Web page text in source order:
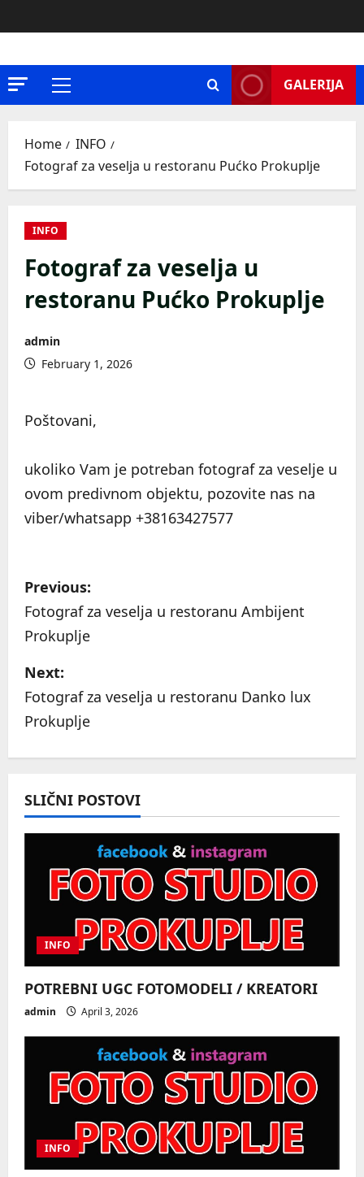
to
Primary
GALERIJA
Home
INFO
Fotograf za veselja u restoranu Pućko Prokuplje
INFO
Fotograf za veselja u
restoranu Pućko Prokuplje
admin
February 1, 2026
Poštovani,
ukoliko Vam je potreban fotograf za veselje u
ovom predivnom objektu, pozovite nas na
viber/whatsapp +38163427577
P
o
s
t
n
a
i
o
n
Previous:
Fotograf za veselja u restoranu Ambijent
Prokuplje
Next:
Fotograf za veselja u restoranu Danko lux
Prokuplje
SLIČNI POSTOVI
INFO
POTREBNI UGC FOTOMODELI / KREATORI
admin April 3, 2026
INFO